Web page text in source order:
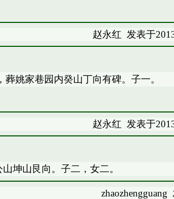
赵永红 发表于
姚家巷园内癸山丁向有碑。子一。
赵永红 发表于
坤山艮向。子二，女二。
zhaozhengguang